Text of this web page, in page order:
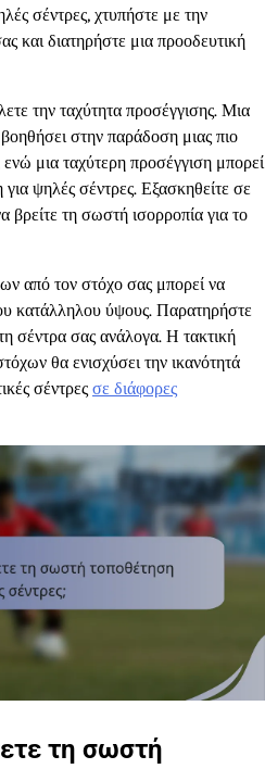
σέντρες, χτυπήστε με την
και διατηρήστε μια προοδευτική
την ταχύτητα προσέγγισης. Μια
στην παράδοση μιας πιο
μια ταχύτερη προσέγγιση μπορεί
ψηλές σέντρες. Εξασκηθείτε σε
βρείτε τη σωστή ισορροπία για το
από τον στόχο σας μπορεί να
κατάλληλου ύψους. Παρατηρήστε
σέντρα σας ανάλογα. Η τακτική
θα ενισχύσει την ικανότητά
σέντρες σε διάφορες
τη σωστή